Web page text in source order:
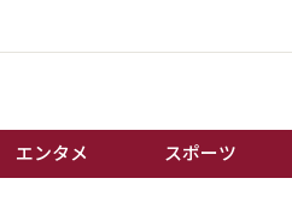
エンタメ スポーツ